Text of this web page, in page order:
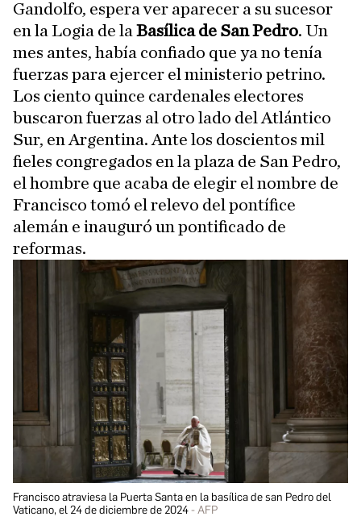
Gandolfo, espera ver aparecer a su sucesor
en la Logia de la Basílica de San Pedro. Un
mes antes, había confiado que ya no tenía
fuerzas para ejercer el ministerio petrino.
Los ciento quince cardenales electores
buscaron fuerzas al otro lado del Atlántico
Sur, en Argentina. Ante los doscientos mil
fieles congregados en la plaza de San Pedro,
el hombre que acaba de elegir el nombre de
Francisco tomó el relevo del pontífice
alemán e inauguró un pontificado de
reformas.
Francisco atraviesa la Puerta Santa en la basílica de san Pedro del
Vaticano, el 24 de diciembre de 2024
AFP